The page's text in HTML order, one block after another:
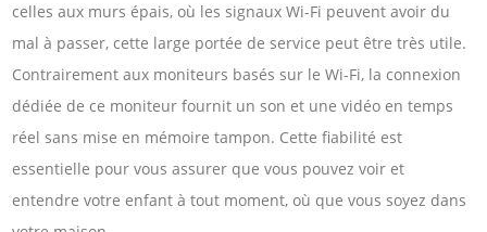
celles aux murs épais, où les signaux Wi-Fi peuvent avoir du
mal à passer, cette large portée de service peut être très utile.
Contrairement aux moniteurs basés sur le Wi-Fi, la connexion
dédiée de ce moniteur fournit un son et une vidéo en temps
réel sans mise en mémoire tampon. Cette fiabilité est
essentielle pour vous assurer que vous pouvez voir et
entendre votre enfant à tout moment, où que vous soyez dans